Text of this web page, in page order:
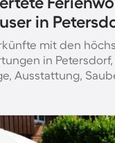
in
mit den
in
Ausstattung,